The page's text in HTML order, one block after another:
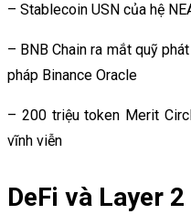
– Stablecoin USN của hệ
– BNB Chain ra mắt quỹ
pháp Binance Oracle
– 200 triệu token Merit
vĩnh viễn
DeFi và Layer 2